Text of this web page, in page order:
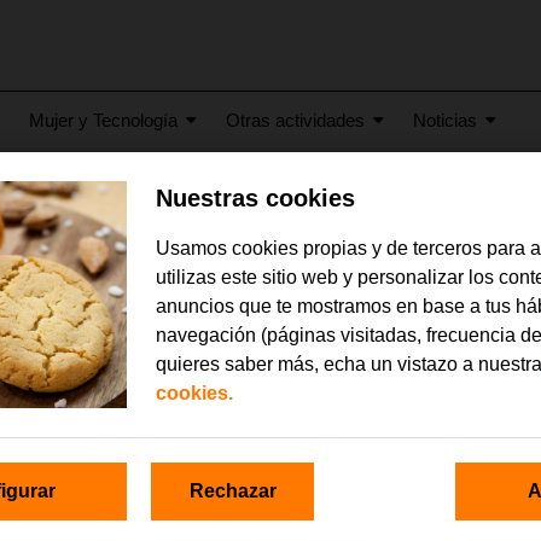
Mujer y Tecnología Otras actividades Noticias
Image 2025-02-24 at
Nuestras cookies
Usamos cookies propias y de terceros para
utilizas este sitio web y personalizar los
anuncios que te mostramos en base a tus
navegación (páginas visitadas, frecuencia
quieres saber más, echa un vistazo a nuestra
cookies.
Rechazar